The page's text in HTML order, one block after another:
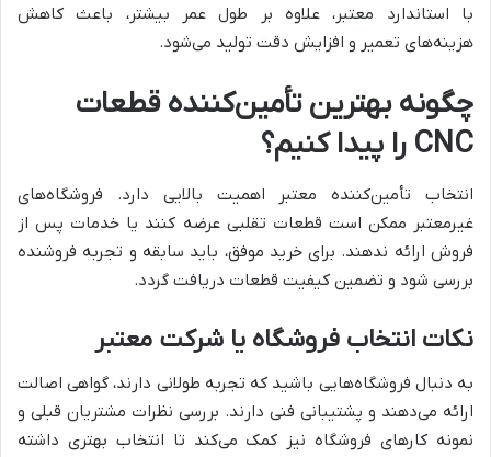
با استاندارد معتبر، علاوه بر طول عمر بیشتر، باعث کاهش
هزینه‌های تعمیر و افزایش دقت تولید می‌شود.
چگونه بهترین تأمین‌کننده قطعات
CNC را پیدا کنیم؟
انتخاب تأمین‌کننده معتبر اهمیت بالایی دارد. فروشگاه‌های
غیرمعتبر ممکن است قطعات تقلبی عرضه کنند یا خدمات پس از
فروش ارائه ندهند. برای خرید موفق، باید سابقه و تجربه فروشنده
بررسی شود و تضمین کیفیت قطعات دریافت گردد.
نکات انتخاب فروشگاه یا شرکت معتبر
به دنبال فروشگاه‌هایی باشید که تجربه طولانی دارند، گواهی اصالت
ارائه می‌دهند و پشتیبانی فنی دارند. بررسی نظرات مشتریان قبلی و
نمونه کارهای فروشگاه نیز کمک می‌کند تا انتخاب بهتری داشته